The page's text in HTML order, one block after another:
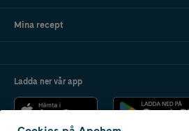
Mina recept
Ladda ner vår app